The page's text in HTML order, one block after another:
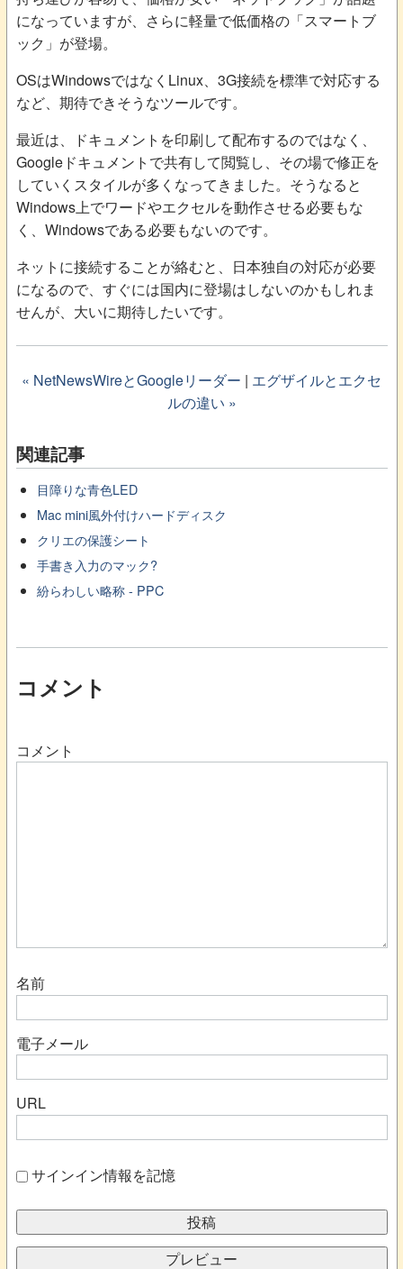
になっていますが、さらに軽量で低価格の「スマートブ
ック」が登場。
OSはWindowsではなくLinux、3G接続を標準で対応する
など、期待できそうなツールです。
最近は、ドキュメントを印刷して配布するのではなく、
Googleドキュメントで共有して閲覧し、その場で修正を
していくスタイルが多くなってきました。そうなると
Windows上でワードやエクセルを動作させる必要もな
く、Windowsである必要もないのです。
ネットに接続することが絡むと、日本独自の対応が必要
になるので、すぐには国内に登場はしないのかもしれま
せんが、大いに期待したいです。
« NetNewsWireとGoogleリーダー | エグザイルとエクセ
ルの違い »
関連記事
目障りな青色LED
Mac mini風外付けハードディスク
クリエの保護シート
手書き入力のマック?
紛らわしい略称 - PPC
コメント
コメント
名前
電子メール
URL
サインイン情報を記憶